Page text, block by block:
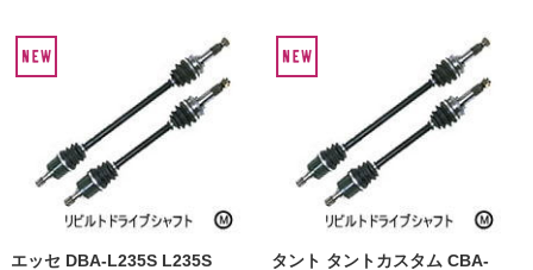
エッセ DBA-L235S L235S
タント タントカスタム CBA-